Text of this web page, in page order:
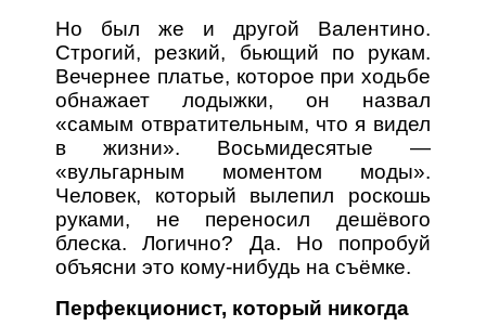
Но был же и другой Валентино.
Строгий, резкий, бьющий по рукам.
Вечернее платье, которое при ходьбе
обнажает лодыжки, он назвал
«самым отвратительным, что я видел
в жизни». Восьмидесятые —
«вульгарным моментом моды».
Человек, который вылепил роскошь
руками, не переносил дешёвого
блеска. Логично? Да. Но попробуй
объясни это кому-нибудь на съёмке.
Перфекционист, который никогда